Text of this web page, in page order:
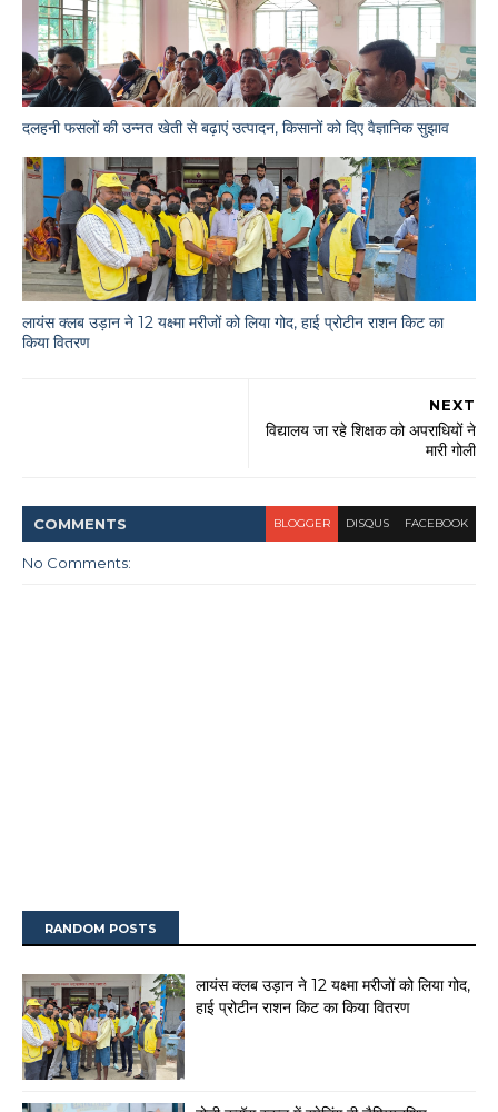
दलहनी फसलों की उन्नत खेती से बढ़ाएं उत्पादन, किसानों को दिए वैज्ञानिक सुझाव
लायंस क्लब उड़ान ने 12 यक्ष्मा मरीजों को लिया गोद, हाई प्रोटीन राशन किट का
किया वितरण
NEXT
विद्यालय जा रहे शिक्षक को अपराधियों ने
मारी गोली
COMMENTS BLOGGER DISQUS FACEBOOK
No Comments:
RANDOM POSTS
लायंस क्लब उड़ान ने 12 यक्ष्मा मरीजों को लिया गोद,
हाई प्रोटीन राशन किट का किया वितरण